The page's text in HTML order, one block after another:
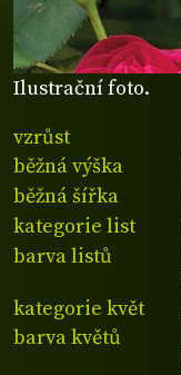
Ilustrační foto.
vzrůst
běžná výška
běžná šířka
kategorie list
barva listů
kategorie květ
barva květů